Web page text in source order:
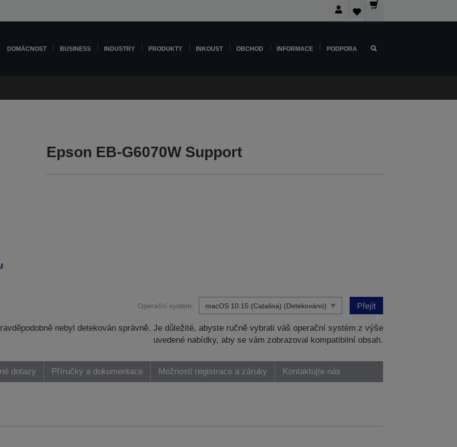
DOMÁCNOST BUSINESS INDUSTRY PRODUKTY INKOUST OBCHOD INFORMACE PODPORA
Epson EB-G6070W Support
Operační systém: Přejít
nebyl detekován správně. Je důležité, abyste ručně vybrali váš operační systém z výše
uvedené nabídky, aby se vám zobrazoval kompatibilní obsah.
dotazy Příručky a dokumentace Možnosti registrace a záruky Kontaktujte nás